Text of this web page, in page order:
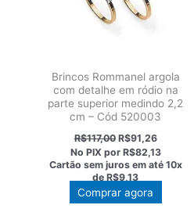
Brincos Rommanel argola
com detalhe em ródio na
parte superior medindo 2,2
cm – Cód 520003
R$117,00 O
preço
original
era:
R$117,00.
R$91,26O
preço
atual
é:
R$91,26.
No PIX por R$82,13
Cartão sem juros em até 10x
de R$9,13
Comprar agora